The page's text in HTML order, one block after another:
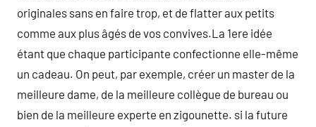
originales sans en faire trop, et de flatter aux petits
comme aux plus âgés de vos convives.La 1ere idée
étant que chaque participante confectionne elle-même
un cadeau. On peut, par exemple, créer un master de la
meilleure dame, de la meilleure collègue de bureau ou
bien de la meilleure experte en zigounette. si la future